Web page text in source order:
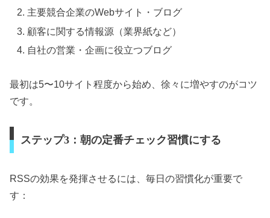
主要競合企業のWebサイト・ブログ
顧客に関する情報源（業界紙など）
自社の営業・企画に役立つブログ
最初は5〜10サイト程度から始め、徐々に増やすのがコツ
です。
ステップ3：朝の定番チェック習慣にする
RSSの効果を発揮させるには、毎日の習慣化が重要で
す：